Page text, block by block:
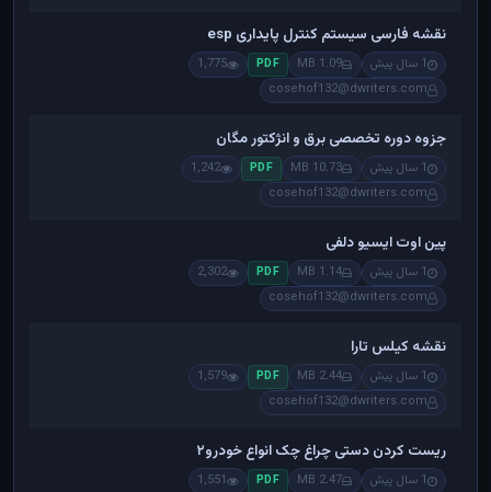
نقشه فارسی سیستم کنترل پایداری esp
1 سال پیش 1.09 MB
PDF
1,775
cosehof132@dwriters.com
جزوه دوره تخصصی برق و انژکتور مگان
1 سال پیش 10.73 MB
PDF
1,242
cosehof132@dwriters.com
پین اوت ایسیو دلفی
1 سال پیش 1.14 MB
PDF
2,302
cosehof132@dwriters.com
نقشه کیلس تارا
1 سال پیش 2.44 MB
PDF
1,579
cosehof132@dwriters.com
ریست کردن دستی چراغ چک انواع خودرو۲
1 سال پیش 2.47 MB
PDF
1,551